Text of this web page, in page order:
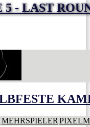
- LAST
MEHRSPIELER